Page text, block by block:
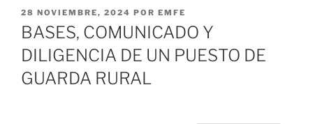
PUBLICADO
EL
28 NOVIEMBRE, 2024 POR EMFE
BASES, COMUNICADO Y
DILIGENCIA DE UN PUESTO DE
GUARDA RURAL